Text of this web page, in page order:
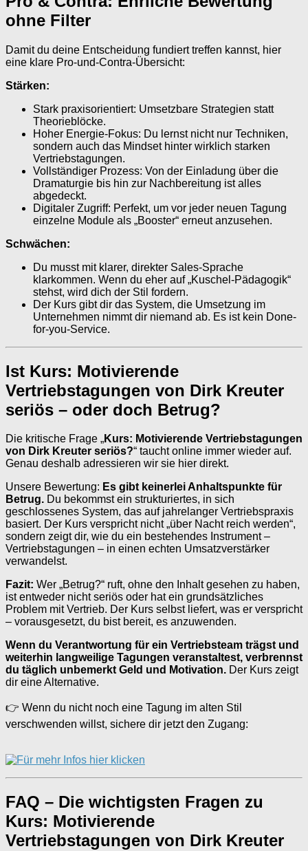
ohne Filter
Damit du deine Entscheidung fundiert treffen kannst, hier
eine klare Pro-und-Contra-Übersicht:
Stärken:
Stark praxisorientiert: Umsetzbare Strategien statt
Theorieblöcke.
Hoher Energie-Fokus: Du lernst nicht nur Techniken,
sondern auch das Mindset hinter wirklich starken
Vertriebstagungen.
Vollständiger Prozess: Von der Einladung über die
Dramaturgie bis hin zur Nachbereitung ist alles
abgedeckt.
Digitaler Zugriff: Perfekt, um vor jeder neuen Tagung
einzelne Module als „Booster“ erneut anzusehen.
Schwächen:
Du musst mit klarer, direkter Sales-Sprache
klarkommen. Wenn du eher auf „Kuschel-Pädagogik“
stehst, wird dich der Stil fordern.
Der Kurs gibt dir das System, die Umsetzung im
Unternehmen nimmt dir niemand ab. Es ist kein Done-
for-you-Service.
Ist Kurs: Motivierende
Vertriebstagungen von Dirk Kreuter
seriös – oder doch Betrug?
Die kritische Frage „Kurs: Motivierende Vertriebstagungen
von Dirk Kreuter seriös?“ taucht online immer wieder auf.
Genau deshalb adressieren wir sie hier direkt.
Unsere Bewertung: Es gibt keinerlei Anhaltspunkte für
Betrug. Du bekommst ein strukturiertes, in sich
geschlossenes System, das auf jahrelanger Vertriebspraxis
basiert. Der Kurs verspricht nicht „über Nacht reich werden“,
sondern zeigt dir, wie du ein bestehendes Instrument –
Vertriebstagungen – in einen echten Umsatzverstärker
verwandelst.
Fazit: Wer „Betrug?“ ruft, ohne den Inhalt gesehen zu haben,
ist entweder nicht seriös oder hat ein grundsätzliches
Problem mit Vertrieb. Der Kurs selbst liefert, was er verspricht
– vorausgesetzt, du bist bereit, es anzuwenden.
Wenn du Verantwortung für ein Vertriebsteam trägst und
weiterhin langweilige Tagungen veranstaltest, verbrennst
du täglich unbemerkt Geld und Motivation. Der Kurs zeigt
dir eine Alternative.
👉 Wenn du nicht noch eine Tagung im alten Stil
verschwenden willst, sichere dir jetzt den Zugang:
FAQ – Die wichtigsten Fragen zu
Kurs: Motivierende
Vertriebstagungen von Dirk Kreuter